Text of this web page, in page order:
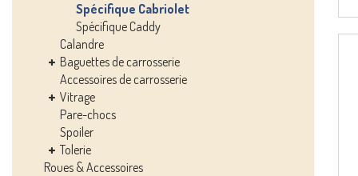
Spécifique Cabriolet
Spécifique Caddy
Calandre
Baguettes de carrosserie
Accessoires de carrosserie
Vitrage
Pare-chocs
Spoiler
Tolerie
Roues & Accessoires